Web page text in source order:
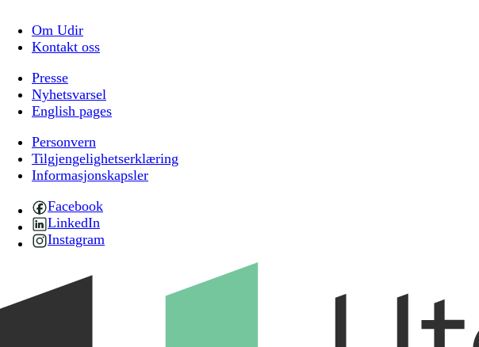
Om Udir
Kontakt oss
Presse
Nyhetsvarsel
English pages
Personvern
Tilgjengelighetserklæring
Informasjonskapsler
Facebook
LinkedIn
Instagram